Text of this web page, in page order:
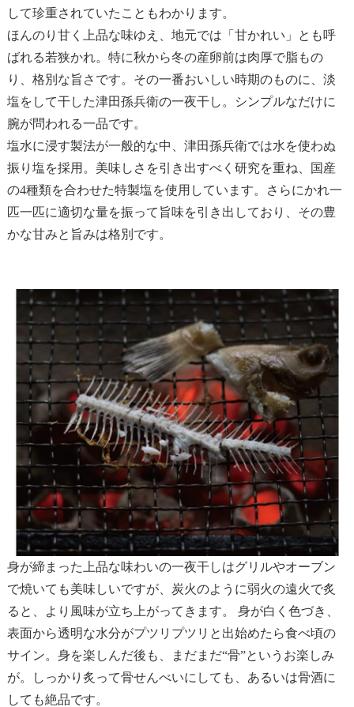
して珍重されていたこともわかります。
ほんのり甘く上品な味ゆえ、地元では「甘かれい」とも呼
ばれる若狭かれ。特に秋から冬の産卵前は肉厚で脂もの
り、格別な旨さです。その一番おいしい時期のものに、淡
塩をして干した津田孫兵衛の一夜干し。シンプルなだけに
腕が問われる一品です。
塩水に浸す製法が一般的な中、津田孫兵衛では水を使わぬ
振り塩を採用。美味しさを引き出すべく研究を重ね、国産
の4種類を合わせた特製塩を使用しています。さらにかれ一
匹一匹に適切な量を振って旨味を引き出しており、その豊
かな甘みと旨みは格別です。
身が締まった上品な味わいの一夜干しはグリルやオーブン
で焼いても美味しいですが、炭火のように弱火の遠火で炙
ると、より風味が立ち上がってきます。 身が白く色づき、
表面から透明な水分がプツリプツリと出始めたら食べ頃の
サイン。身を楽しんだ後も、まだまだ“骨”というお楽しみ
が。しっかり炙って骨せんべいにしても、あるいは骨酒に
しても絶品です。